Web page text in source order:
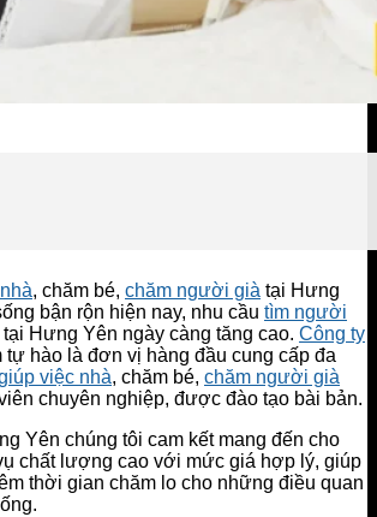
, chăm bé, chăm người già tại Hưng
bận rộn hiện nay, nhu cầu tìm người
Hưng Yên ngày càng tăng cao. Công ty
tự hào là đơn vị hàng đầu cung cấp đa
việc nhà, chăm bé, chăm người già
chuyên nghiệp, được đào tạo bài bản.
Yên chúng tôi cam kết mang đến cho
chất lượng cao với mức giá hợp lý, giúp
thời gian chăm lo cho những điều quan